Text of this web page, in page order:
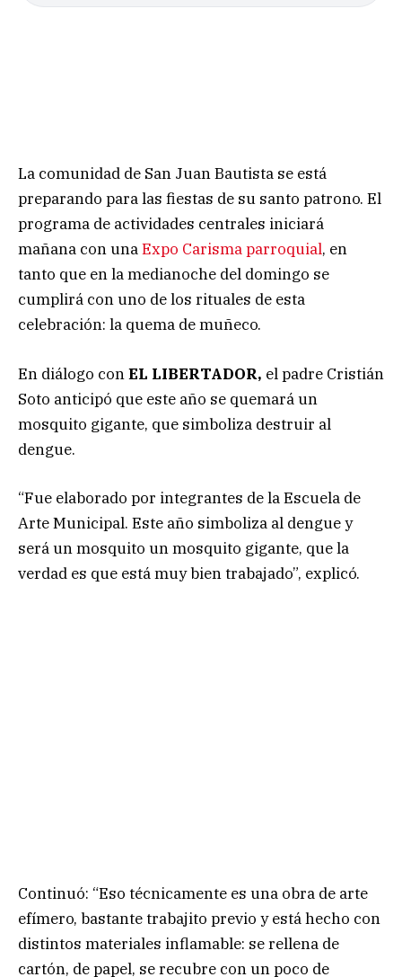
La comunidad de San Juan Bautista se está
preparando para las fiestas de su santo patrono. El
programa de actividades centrales iniciará
mañana con unaExpo Carisma parroquial, en
tanto que en la medianoche del domingo se
cumplirá con uno de los rituales de esta
celebración: la quema de muñeco.
En diálogo conEL LIBERTADOR, el padre Cristián
Soto anticipó que este año se quemará un
mosquito gigante, que simboliza destruir al
dengue.
“Fue elaborado por integrantes de la Escuela de
Arte Municipal. Este año simboliza al dengue y
será un mosquito un mosquito gigante, que la
verdad es que está muy bien trabajado”, explicó.
Continuó: “Eso técnicamente es una obra de arte
efímero, bastante trabajito previo y está hecho con
distintos materiales inflamable: se rellena de
cartón, de papel, se recubre con un poco de